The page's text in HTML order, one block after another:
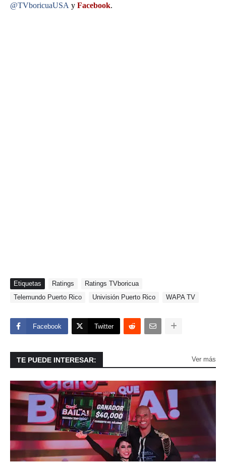
@TVboricuaUSA y Facebook.
Etiquetas Ratings
Ratings TVboricua
Telemundo Puerto Rico
Univisión Puerto Rico WAPA TV
Facebook Twitter
TE PUEDE INTERESAR: Ver más